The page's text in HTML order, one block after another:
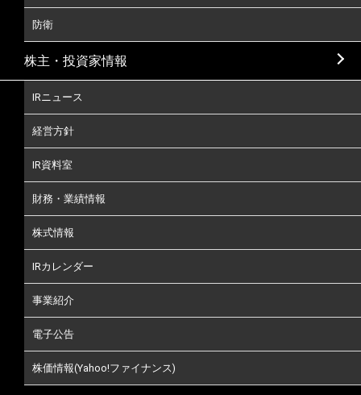
防衛
株主・投資家情報
IRニュース
経営方針
IR資料室
財務・業績情報
株式情報
IRカレンダー
事業紹介
電子公告
株価情報(Yahoo!ファイナンス)